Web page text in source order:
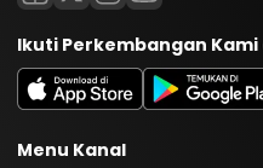
Ikuti Perkembangan Kami
Menu Kanal